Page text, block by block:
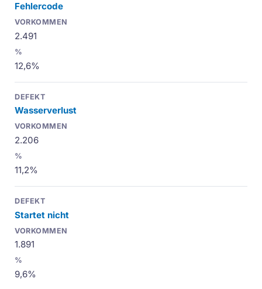
Fehlercode
2.491
12,6%
Wasserverlust
2.206
11,2%
Startet nicht
1.891
9,6%